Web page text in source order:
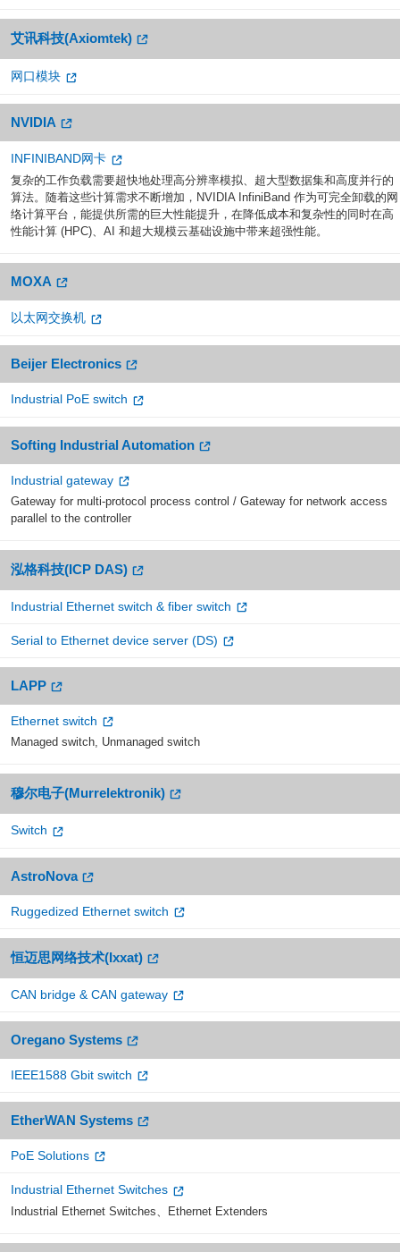
艾讯科技(Axiomtek)
网口模块
NVIDIA
INFINIBAND网卡
复杂的工作负载需要超快地处理高分辨率模拟、超大型数据集和高度并行的
算法。随着这些计算需求不断增加，NVIDIA InfiniBand 作为可完全卸载的网
络计算平台，能提供所需的巨大性能提升，在降低成本和复杂性的同时在高
性能计算 (HPC)、AI 和超大规模云基础设施中带来超强性能。
MOXA
以太网交换机
Beijer Electronics
Industrial PoE switch
Softing Industrial Automation
Industrial gateway
Gateway for multi-protocol process control / Gateway for network access
parallel to the controller
泓格科技(ICP DAS)
Industrial Ethernet switch & fiber switch
Serial to Ethernet device server (DS)
LAPP
Ethernet switch
Managed switch, Unmanaged switch
穆尔电子(Murrelektronik)
Switch
AstroNova
Ruggedized Ethernet switch
恒迈思网络技术(Ixxat)
CAN bridge & CAN gateway
Oregano Systems
IEEE1588 Gbit switch
EtherWAN Systems
PoE Solutions
Industrial Ethernet Switches
Industrial Ethernet Switches、Ethernet Extenders